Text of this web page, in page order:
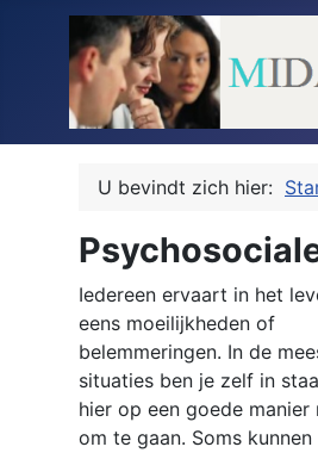
U bevindt zich hier:
Iedereen ervaart in het
eens moeilijkheden of
belemmeringen. In de
situaties ben je zelf in
hier op een goede manier
om te gaan. Soms kunnen